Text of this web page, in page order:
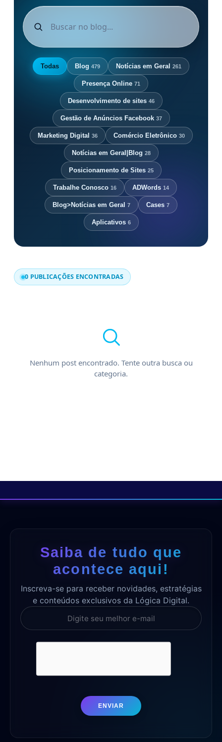
Todas Blog 479 Notícias em Geral 261
Presença Online 71
Desenvolvimento de sites 46
Gestão de Anúncios Facebook 37
Marketing Digital 36 Comércio Eletrônico 30
Notícias em Geral|Blog 28
Posicionamento de Sites 25
Trabalhe Conosco 16 ADWords 14
Blog>Notícias em Geral 7 Cases 7
Aplicativos 6
0 PUBLICAÇÕES ENCONTRADAS
Nenhum post encontrado. Tente outra busca ou
categoria.
Saiba de tudo que
acontece aqui!
Inscreva-se para receber novidades, estratégias
e conteúdos exclusivos da Lógica Digital.
ENVIAR